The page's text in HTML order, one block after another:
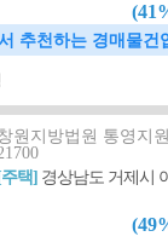
추천하는 경매물건
원지방법원 통영지
택] 경상남도 거제시